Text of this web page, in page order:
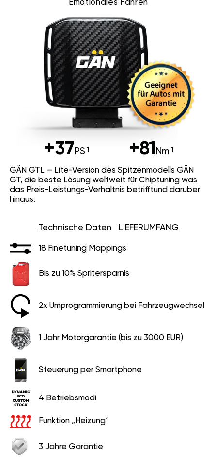
Emotionales Fahren
+37PS +81 Nm
GÄN GTL — Lite-Version des Spitzenmodells GÄN
GT, die beste Lösung weltweit für Chiptuning was
das Preis-Leistungs-Verhältnis betrifftund darüber
hinaus.
Technische Daten LIEFERUMFANG
18 Finetuning Mappings
Bis zu 10% Spritersparnis
2x Umprogrammierung bei Fahrzeugwechsel
1 Jahr Motorgarantie (bis zu 3000 EUR)
Steuerung per Smartphone
4 Betriebsmodi
Funktion „Heizung“
3 Jahre Garantie